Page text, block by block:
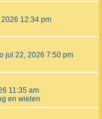
12:34 pm
jul 22, 2026 7:50 pm
11:35 am
en wielen